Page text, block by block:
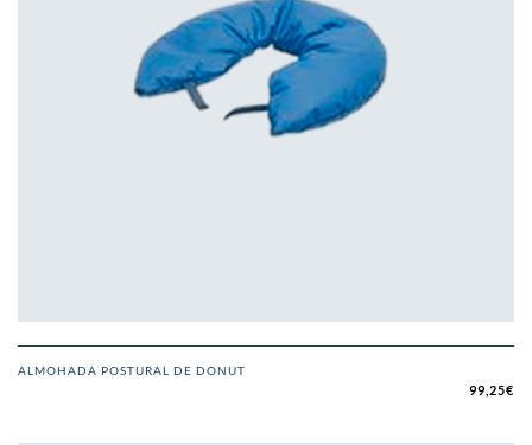
ALMOHADA POSTURAL DE DONUT
99,25€